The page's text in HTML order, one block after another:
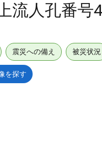
流人孔番号
震災への備え 被災状況
を探す